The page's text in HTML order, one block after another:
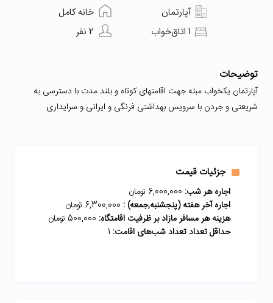
خانه کامل
آپارتمان
2 نفر
1 اتاق‌خواب
توضیحات
آپارتمان یکخواب مبله جهت اقامتهای کوتاه و بلند مدت با دسترسی به
شریعتی و جردن با سرویس بهداشتی فرنگی و ایرانی و سرایداری
جزئیات قیمت
اجاره هر شب:
اجاره آخر هفته (پنجشنبه,جمعه) :
هزینه هر مسافر مازاد بر ظرفیت اقامتگاه:
حداقل تعداد تعداد شب‌های اقامت: